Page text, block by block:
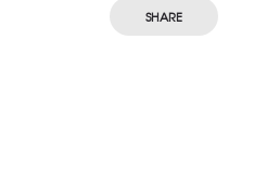
SHARE